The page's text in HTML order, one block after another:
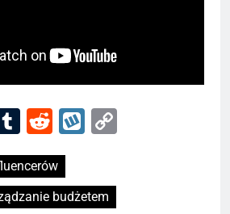
Tumblr
RedditWykop
budżetem